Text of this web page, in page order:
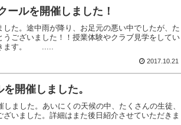
ルを開催しました！
た。途中雨が降り、お足元の悪い中でしたが、た
ございました！！授業体験やクラブ見学をしてい
きます。 .....
2017.10.21
開催しました。
ました。あいにくの天候の中、たくさんの生徒、
いました。詳細はまた後日紹介させていただきま